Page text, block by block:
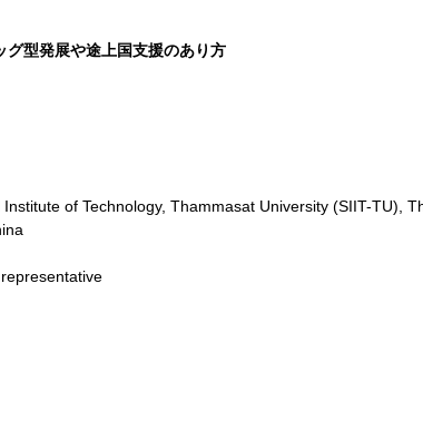
型発展や途上国支援のあり方
of Technology, Thammasat University (SIIT-TU),